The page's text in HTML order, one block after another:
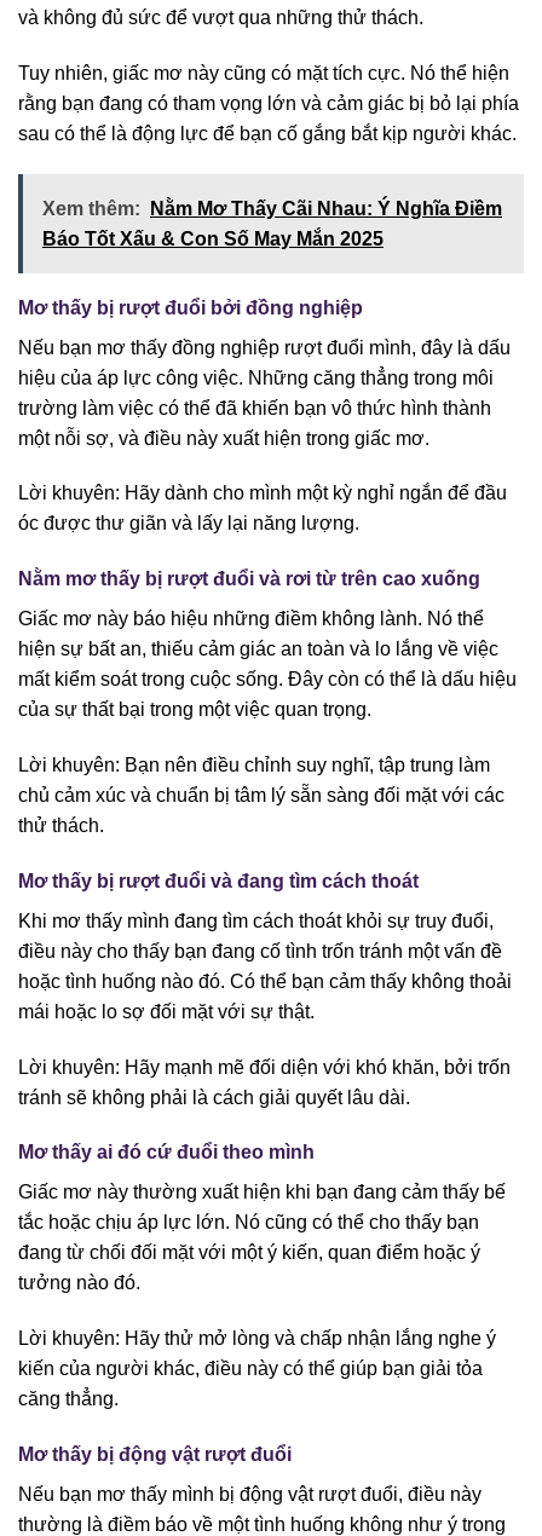
và không đủ sức để vượt qua những thử thách.
Tuy nhiên, giấc mơ này cũng có mặt tích cực. Nó thể hiện
rằng bạn đang có tham vọng lớn và cảm giác bị bỏ lại phía
sau có thể là động lực để bạn cố gắng bắt kịp người khác.
Xem thêm:
Nằm Mơ Thấy Cãi Nhau: Ý Nghĩa Điềm
Báo Tốt Xấu & Con Số May Mắn 2025
Mơ thấy bị rượt đuổi bởi đồng nghiệp
Nếu bạn mơ thấy đồng nghiệp rượt đuổi mình, đây là dấu
hiệu của áp lực công việc. Những căng thẳng trong môi
trường làm việc có thể đã khiến bạn vô thức hình thành
một nỗi sợ, và điều này xuất hiện trong giấc mơ.
Lời khuyên: Hãy dành cho mình một kỳ nghỉ ngắn để đầu
óc được thư giãn và lấy lại năng lượng.
Nằm mơ thấy bị rượt đuổi và rơi từ trên cao xuống
Giấc mơ này báo hiệu những điềm không lành. Nó thể
hiện sự bất an, thiếu cảm giác an toàn và lo lắng về việc
mất kiểm soát trong cuộc sống. Đây còn có thể là dấu hiệu
của sự thất bại trong một việc quan trọng.
Lời khuyên: Bạn nên điều chỉnh suy nghĩ, tập trung làm
chủ cảm xúc và chuẩn bị tâm lý sẵn sàng đối mặt với các
thử thách.
Mơ thấy bị rượt đuổi và đang tìm cách thoát
Khi mơ thấy mình đang tìm cách thoát khỏi sự truy đuổi,
điều này cho thấy bạn đang cố tình trốn tránh một vấn đề
hoặc tình huống nào đó. Có thể bạn cảm thấy không thoải
mái hoặc lo sợ đối mặt với sự thật.
Lời khuyên: Hãy mạnh mẽ đối diện với khó khăn, bởi trốn
tránh sẽ không phải là cách giải quyết lâu dài.
Mơ thấy ai đó cứ đuổi theo mình
Giấc mơ này thường xuất hiện khi bạn đang cảm thấy bế
tắc hoặc chịu áp lực lớn. Nó cũng có thể cho thấy bạn
đang từ chối đối mặt với một ý kiến, quan điểm hoặc ý
tưởng nào đó.
Lời khuyên: Hãy thử mở lòng và chấp nhận lắng nghe ý
kiến của người khác, điều này có thể giúp bạn giải tỏa
căng thẳng.
Mơ thấy bị động vật rượt đuổi
Nếu bạn mơ thấy mình bị động vật rượt đuổi, điều này
thường là điềm báo về một tình huống không như ý trong